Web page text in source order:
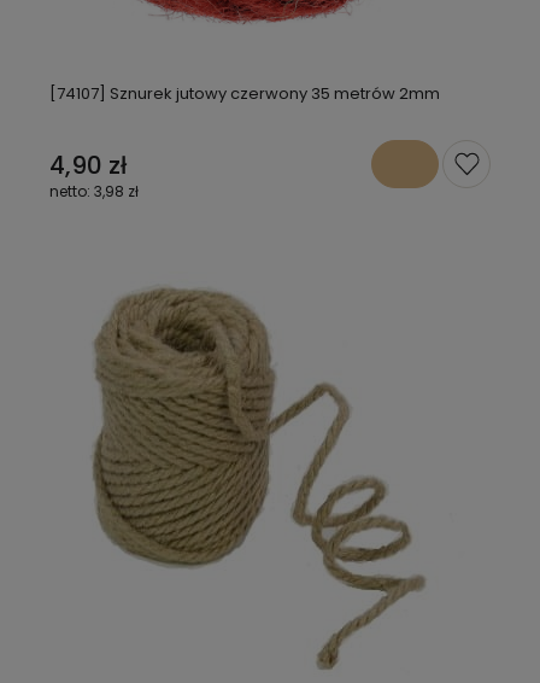
[74107] Sznurek jutowy czerwony 35 metrów 2mm
4,90 zł
3,98 zł